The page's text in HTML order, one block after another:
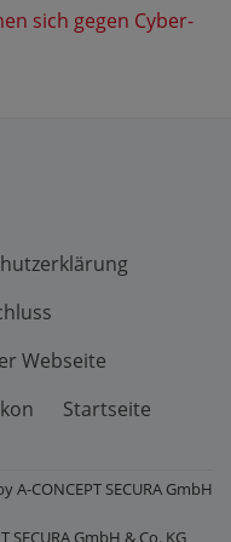
sich gegen Cyber-
Webseite
Startseite
CONCEPT SECURA GmbH
GmbH & Co. KG